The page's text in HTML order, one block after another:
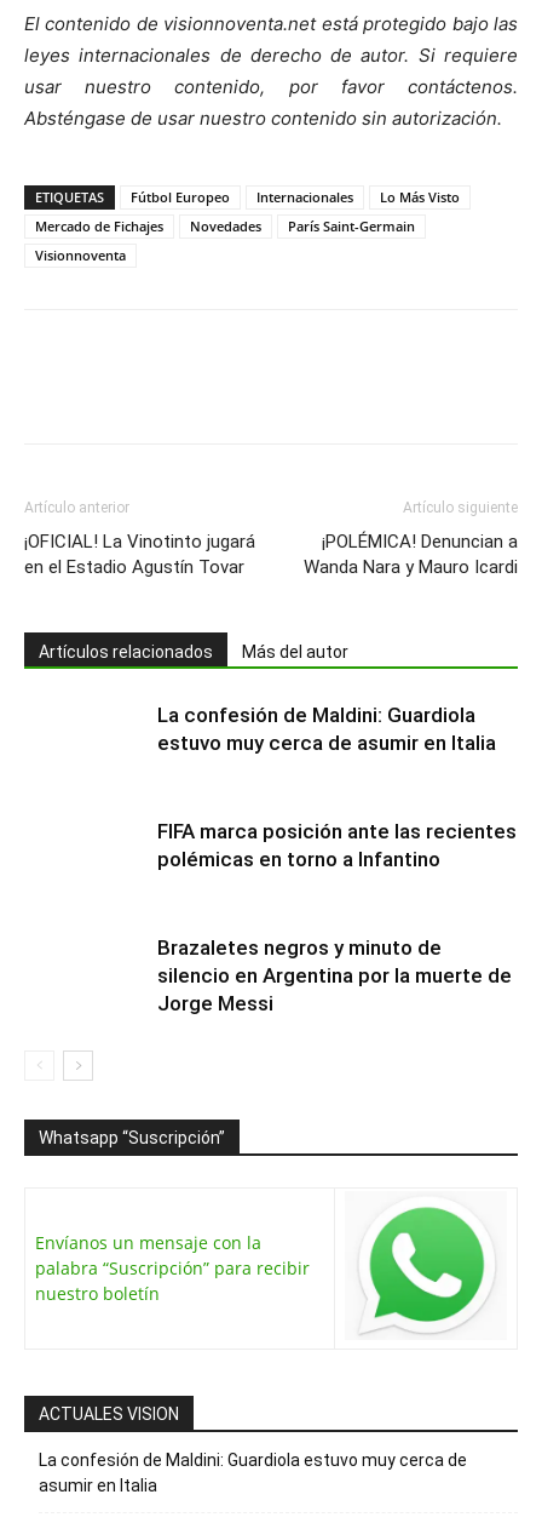
El contenido de visionnoventa.net está protegido bajo las
leyes internacionales de derecho de autor. Si requiere
usar nuestro contenido, por favor contáctenos.
Absténgase de usar nuestro contenido sin autorización.
ETIQUETAS Fútbol Europeo Internacionales
Lo Más Visto
Mercado de Fichajes
Novedades
París Saint-Germain
Visionnoventa
Artículo anterior
¡OFICIAL! La Vinotinto jugará
en el Estadio Agustín Tovar
Artículo siguiente
¡POLÉMICA! Denuncian a
Wanda Nara y Mauro Icardi
Artículos relacionados Más del autor
La confesión de Maldini: Guardiola
estuvo muy cerca de asumir en Italia
FIFA marca posición ante las recientes
polémicas en torno a Infantino
Brazaletes negros y minuto de
silencio en Argentina por la muerte de
Jorge Messi
Whatsapp “Suscripción”
Envíanos un mensaje con la
palabra “Suscripción” para recibir
nuestro boletín
ACTUALES VISION
La confesión de Maldini: Guardiola estuvo muy cerca de
asumir en Italia